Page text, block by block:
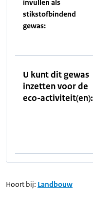
invullen als
stikstofbindend
gewas:
U kunt dit gewas
inzetten voor de
eco-activiteit(en):
Hoort bij: Landbouw